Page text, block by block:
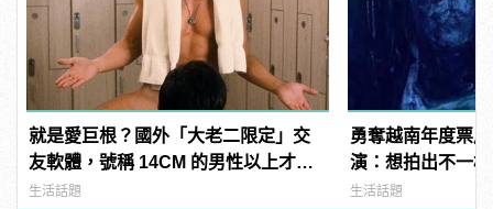
就是愛巨根？國外「大老二限定」交
友軟體，號稱 14CM 的男性以上才給
過？
生活話題
勇奪越南年度票
演：想拍出不一
生活話題